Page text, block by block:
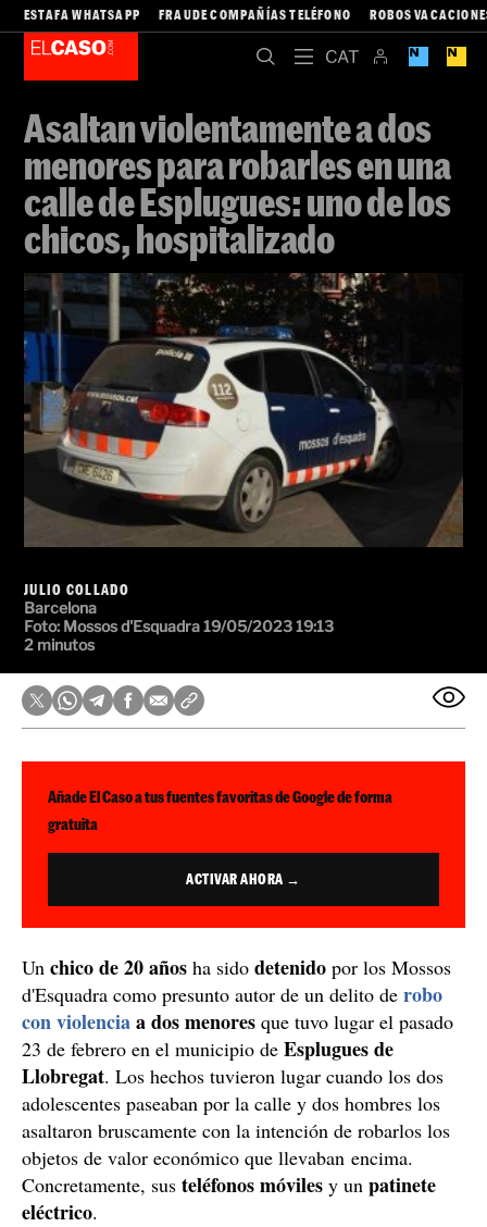
ESTAFA WHATSAPP FRAUDE COMPAÑÍAS TELÉFONO ROBOS
Asaltan violentamente a dos
menores para robarles en una
calle de Esplugues: uno de los
chicos, hospitalizado
JULIO COLLADO
Barcelona
Foto: Mossos d'Esquadra19/05/2023 19:13
2 minutos
Añade El Caso a tus fuentes favoritas de Google de forma
gratuita
ACTIVAR AHORA →
Un chico de 20 años ha sido detenido por los Mossos
d'Esquadra como presunto autor de un delito de robo
con violenciaa dos menores que tuvo lugar el pasado
23 de febrero en el municipio de Esplugues de
Llobregat. Los hechos tuvieron lugar cuando los dos
adolescentes paseaban por la calle y dos hombres los
asaltaron bruscamente con la intención de robarlos los
objetos de valor económico que llevaban encima.
Concretamente, sus teléfonos móviles y un patinete
eléctrico.